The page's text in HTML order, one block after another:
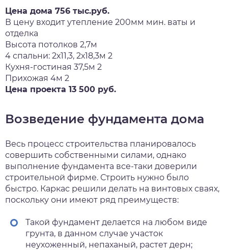
Цена дома 756 тыс.руб.
В цену входит утепление 200мм мин. ваты и
отделка
Высота потолков 2,7м
4 спальни: 2х11,3, 2х18,3м 2
Кухня-гостиная 37,5м 2
Прихожая 4м 2
Цена проекта 13 500 руб.
Возведение фундамента дома
Весь процесс строительства планировалось
совершить собственными силами, однако
выполнение фундамента все-таки доверили
строительной фирме. Строить нужно было
быстро. Каркас решили делать на винтовых сваях,
поскольку они имеют ряд преимуществ:
Такой фундамент делается на любом виде
грунта, в данном случае участок
неухоженный, непаханый, растет дерн;